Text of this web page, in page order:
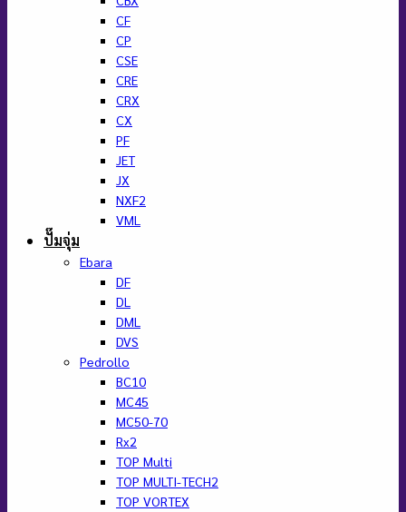
CF
CP
CSE
CRE
CRX
CX
PF
JET
JX
NXF2
VML
ปั๊มจุ่ม
Ebara
DF
DL
DML
DVS
Pedrollo
BC10
MC45
MC50-70
Rx2
TOP Multi
TOP MULTI-TECH2
TOP VORTEX